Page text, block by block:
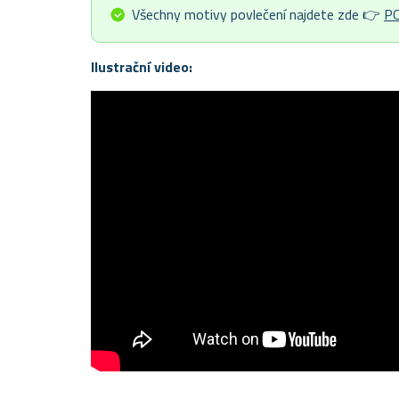
Všechny motivy povlečení najdete zde 👉
Ilustrační video: